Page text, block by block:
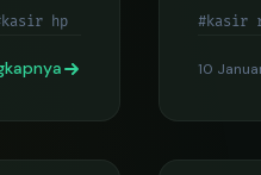
hp
bill.
#kasir
10